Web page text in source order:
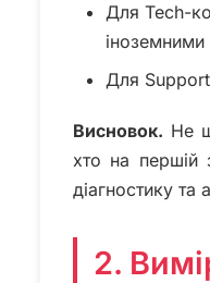
Для Tech-
Для
Висновок. Не
хто на першій
діагностику та
2.